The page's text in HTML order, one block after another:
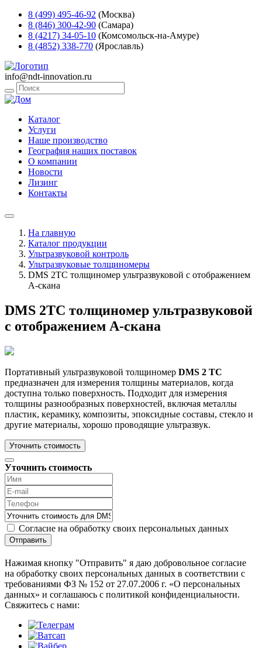
8 (499) 495-46-92 (Москва)
8 (846) 300-42-90 (Самара)
8 (4217) 34-05-10 (Комсомольск-на-Амуре)
8 (4852) 338-770 (Ярославль)
info@ndt-innovation.ru
Каталог
Услуги
Наше производство
География наших поставок
О компании
Новости
Лизинг
Контакты
На главную
Каталог продукции
Ультразвуковой контроль
Ультразвуковые толщиномеры
DMS 2TC толщиномер ультразвуковой с отображением
А-скана
DMS 2TC толщиномер ультразвуковой
с отображением А-скана
Портативный ультразвуковой толщиномер DMS 2 TC
предназначен для измерения толщины материалов, когда
доступна только поверхность. Подходит для измерения
толщины разнообразных поверхностей, включая металлы
пластик, керамику, композиты, эпоксидные составы, стекло и
другие материалы, хорошо проводящие ультразвук.
Уточнить стоимость
Уточнить стоимость
Согласие на обработку своих персональных данных
Отправить
Нажимая кнопку "Отправить" я даю добровольное согласие
на обработку своих персональных данных в соответствии с
требованиями ФЗ № 152 от 27.07.2006 г. «О персональных
данных» и соглашаюсь с политикой конфиденциальности.
Cвяжитесь с нами: